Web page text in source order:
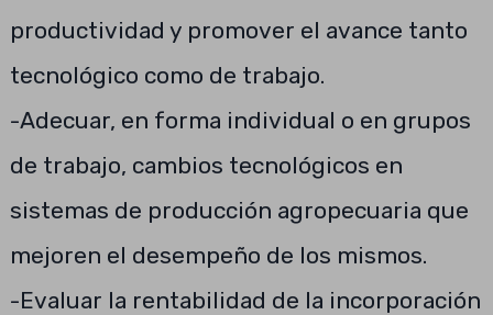
productividad y promover el avance tanto
tecnológico como de trabajo.
-Adecuar, en forma individual o en grupos
de trabajo, cambios tecnológicos en
sistemas de producción agropecuaria que
mejoren el desempeño de los mismos.
-Evaluar la rentabilidad de la incorporación